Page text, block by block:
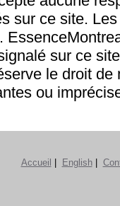
sur ce site.
sur ce
le droit de
ou
Accueil English|